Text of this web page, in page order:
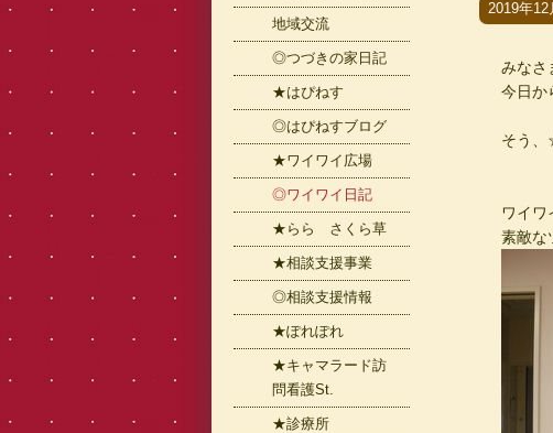
2019年
みな
今日
そう
ワイワ
素敵な
地域交流
◎つづきの家日記
★はぴねす
◎はぴねすブログ
★ワイワイ広場
◎ワイワイ日記
★らら さくら草
★相談支援事業
◎相談支援情報
★ぽれぽれ
★キャマラード訪
問看護St.
★診療所